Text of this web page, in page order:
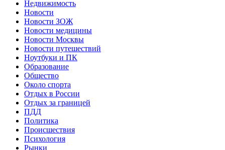
Недвижимость
Новости
Новости ЗОЖ
Новости медицины
Новости Москвы
Новости путешествий
Ноутбуки и ПК
Образование
Общество
Около спорта
Отдых в России
Отдых за границей
ПДД
Политика
Происшествия
Психология
Рынки